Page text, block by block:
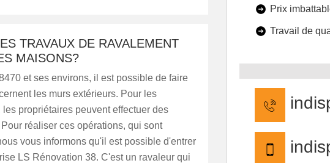
TRAVAUX DE RAVALEMENT
MAISONS?
et ses environs, il est possible de faire
les murs extérieurs. Pour les
propriétaires peuvent effectuer des
réaliser ces opérations, qui sont
vous informons qu'il est possible d'entrer
LS Rénovation 38. C'est un ravaleur qui
Prix
Travail de